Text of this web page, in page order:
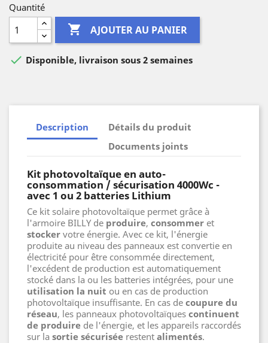
Quantité
 AJOUTER AU PANIER
 Disponible, livraison sous 2 semaines
Description
Détails du produit
Documents joints
Kit photovoltaïque en auto-
consommation / sécurisation 4000Wc -
avec 1 ou 2 batteries Lithium
Ce kit solaire photovoltaïque permet grâce à
l'armoire BILLY de produire, consommer et
stocker votre énergie. Avec ce kit, l'énergie
produite au niveau des panneaux est convertie en
électricité pour être consommée directement,
l'excédent de production est automatiquement
stocké dans la ou les batteries intégrées, pour une
utilisation la nuit ou en cas de production
photovoltaïque insuffisante. En cas de coupure du
réseau, les panneaux photovoltaïques continuent
de produire de l'énergie, et les appareils raccordés
sur la sortie sécurisée restent alimentés.